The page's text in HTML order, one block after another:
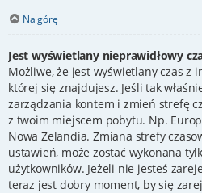
Na górę
Jest wyświetlany nieprawidłowy
Możliwe, że jest wyświetlany czas z
której się znajdujesz. Jeśli tak
zarządzania kontem i zmień strefę
z twoim miejscem pobytu. Np.
Nowa Zelandia. Zmiana strefy
ustawień, może zostać wykonana
użytkowników. Jeżeli nie jesteś
teraz jest dobry moment, by się